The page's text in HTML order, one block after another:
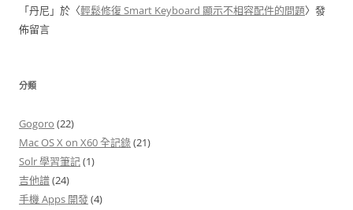
「丹尼」於〈輕鬆修復 Smart Keyboard 顯示不相容配件的問題〉發
佈留言
分類
Gogoro (22)
Mac OS X on X60 全記錄(21)
Solr 學習筆記(1)
吉他譜(24)
手機 Apps 開發(4)